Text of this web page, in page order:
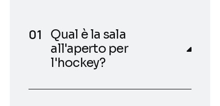
Qual è la sala
all'aperto per
l'hockey?